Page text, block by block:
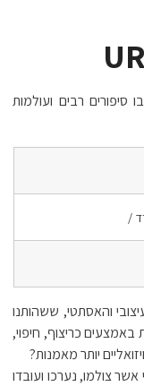
סיפורים רבים ועולמות
/
והאסתטי, ששהותנו
כריצוף, חיפוי,
יותר מאמנות?
אשר צולמו, נערכו ועובדו